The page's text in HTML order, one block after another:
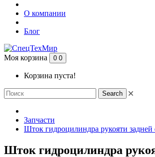
О компании
Блог
Моя корзина 0 0
Корзина пуста!
Search
Запчасти
Шток гидроцилиндра рукояти
Шток гидроцилиндра